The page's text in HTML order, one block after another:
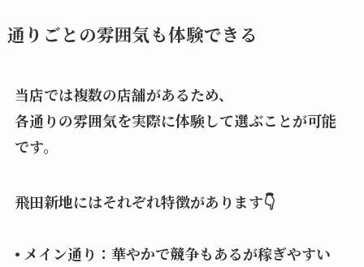
通りごとの雰囲気も体験できる
当店では複数の店舗があるため、
各通りの雰囲気を実際に体験して選ぶことが可能
です。
飛田新地にはそれぞれ特徴があります👇
• メイン通り：華やかで競争もあるが稼ぎやすい